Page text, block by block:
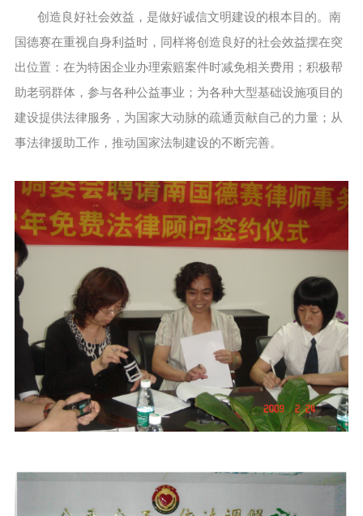
创造良好社会效益，是做好诚信文明建设的根本目的。南
国德赛在重视自身利益时，同样将创造良好的社会效益摆在突
出位置：在为特困企业办理索赔案件时减免相关费用；积极帮
助老弱群体，参与各种公益事业；为各种大型基础设施项目的
建设提供法律服务，为国家大动脉的疏通贡献自己的力量；从
事法律援助工作，推动国家法制建设的不断完善。